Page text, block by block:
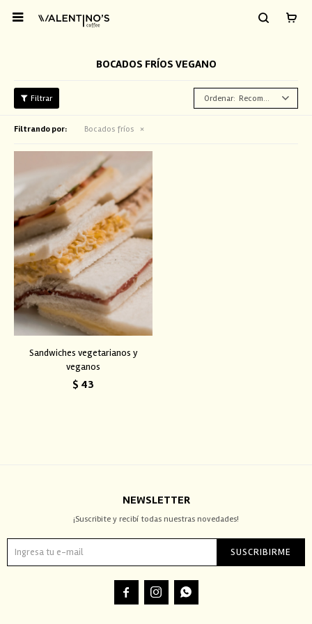

BOCADOS FRÍOS VEGANO
Recomendados
Filtrando por: Bocados fríos
Sandwiches vegetarianos y
veganos
$ 43
NEWSLETTER
¡Suscribite y recibí todas nuestras novedades!
SUSCRIBIRME
  